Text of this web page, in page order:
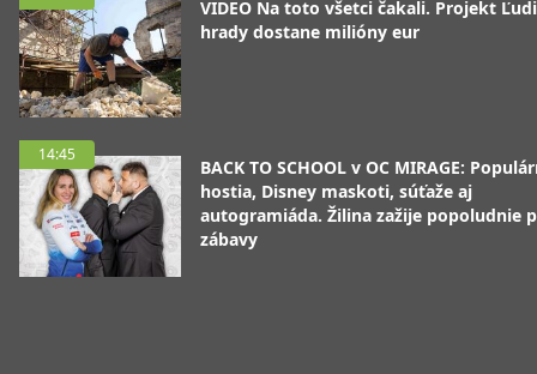
VIDEO Na toto všetci čakali. Projekt
hrady dostane milióny eur
14:45
BACK TO SCHOOL v OC MIRAGE:
hostia, Disney maskoti, súťaže aj
autogramiáda. Žilina zažije popoludnie
zábavy